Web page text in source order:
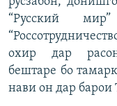
“Русский
охир дар
бештаре бо
нави он дар